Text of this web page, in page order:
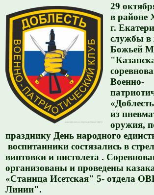
29
в
г.
службы
Божьей
Военно-
из
оружия,
празднику День народного
воспитанники состязались в
винтовки и пистолета .
организованы и проведены
«Станица Исетская" 5- отдела
Линии".